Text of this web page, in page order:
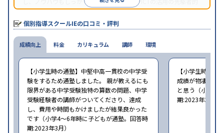
な個別指導塾です。
個別指導スクールIEの口コミ・評判
成績向上
【小学生時の通塾】中堅中高一貫校の中学受
験をするため通塾しました。 親が教えるにも
限界がある中学受験独特の算数の問題、中学
受験経験者の講師がついてくださり、達成
し、費用や時間もかけましたが結果良かった
です（小学4〜6年時に子どもが通塾。回答時
期:2023年3月）
【小学生時の通
成績が物凄く悪
と思う（小学6
期:2023年3月）
料金 カリキュラム 講師 環境